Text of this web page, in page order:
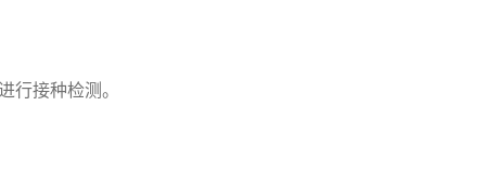
接种检测。